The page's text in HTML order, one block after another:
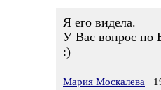
Я его видела.
У Вас вопрос по
:)
Мария Москалева